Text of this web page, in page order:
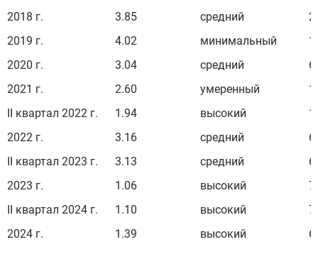
2018 г.
3.85 средний
2019 г.
4.02 минимальный
2020 г.
3.04 средний
2021 г.
2.60 умеренный
II квартал 2022 г.
1.94 высокий
2022 г.
3.16 средний
II квартал 2023 г.
3.13 средний
2023 г.
1.06 высокий
II квартал 2024 г.
1.10 высокий
2024 г.
1.39 высокий